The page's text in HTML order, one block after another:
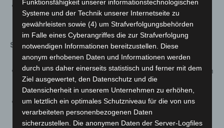
Spiel:Zeit digital mit Videoanleitungen, auch für zu
Hause mit Material zum Abholen)
Streaming-Konzerte in Zusammenarbeit mit Faust-TV
Faust TV – der Hannover-Kultur-Talk u.a. mit Berichten
über die Arbeit der Stadtteilkultureinrichtungen
Goldener Samstag: Konzerte von hannoverschen
Musiker*innen und Bands im live-stream
Funktionsfähigkeit unserer informationstechnologischen
Systeme und der Technik unserer Internetseite zu
gewährleisten sowie (4) um Strafverfolgungsbehörden
im Falle eines Cyberangriffes die zur Strafverfolgung
notwendigen Informationen bereitzustellen. Diese
anonym erhobenen Daten und Informationen werden
durch uns daher einerseits statistisch und ferner mit dem
Ziel ausgewertet, den Datenschutz und die
Datensicherheit in unserem Unternehmen zu erhöhen,
um letztlich ein optimales Schutzniveau für die von uns
verarbeiteten personenbezogenen Daten
sicherzustellen. Die anonymen Daten der Server-Logfiles